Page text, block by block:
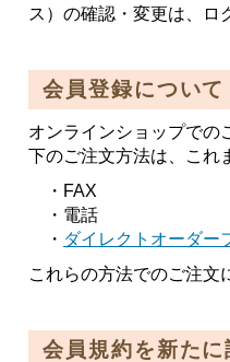
ス）の確認・変更は、ロ
会員登録について
オンラインショップでの
下のご注文方法は、これ
・FAX
・電話
・ ダイレクトオーダー
これらの方法でのご注文
会員規約を新たに